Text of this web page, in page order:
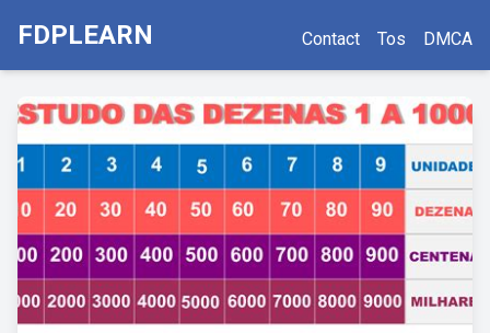
FDPLEARN Contact Tos DMCA